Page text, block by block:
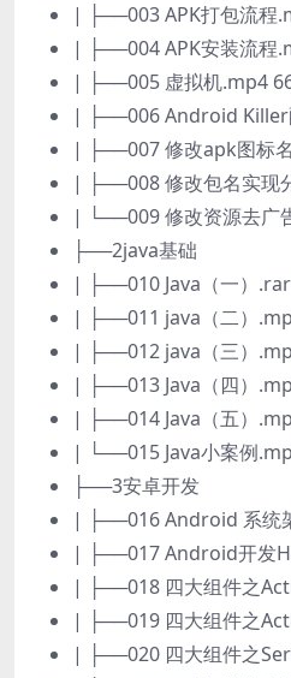
| ├──003 APK打包流程
| ├──004 APK安装流程
| ├──005 虚拟机.mp4
| ├──006 Android Killer
| ├──007 修改apk图标
| ├──008 修改包名实现
| └──009 修改资源去广
├──2java基础
| ├──010 Java（一）
| ├──011 java（二）
| ├──012 java（三）
| ├──013 Java（四）
| ├──014 Java（五）
| └──015 Java小案例
├──3安卓开发
| ├──016 Android 系统
| ├──017 Android开发
| ├──018 四大组件之
| ├──019 四大组件之
| ├──020 四大组件之